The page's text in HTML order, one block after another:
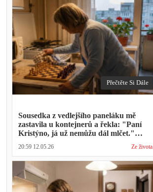
Přečtěte Si Dále
Sousedka z vedlejšího paneláku mě
zastavila u kontejnerů a řekla: "Paní
Kristýno, já už nemůžu dál mlčet."
manžela ve čtvrtky na lavičce před
lékárnou s tou samou ženou
20:59 12.05.26 Ze života